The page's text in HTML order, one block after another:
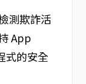
測欺詐活
App
式的安全